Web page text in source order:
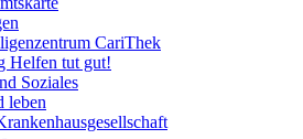
CariThek
Helfen tut gut!
Soziales
leben